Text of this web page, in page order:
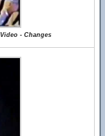
- Changes